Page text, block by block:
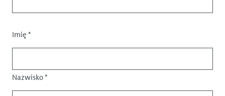
Imię *
Nazwisko*